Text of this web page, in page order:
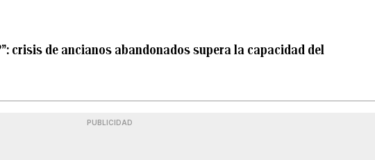
crisis de ancianos abandonados supera la capacidad del
PUBLICIDAD